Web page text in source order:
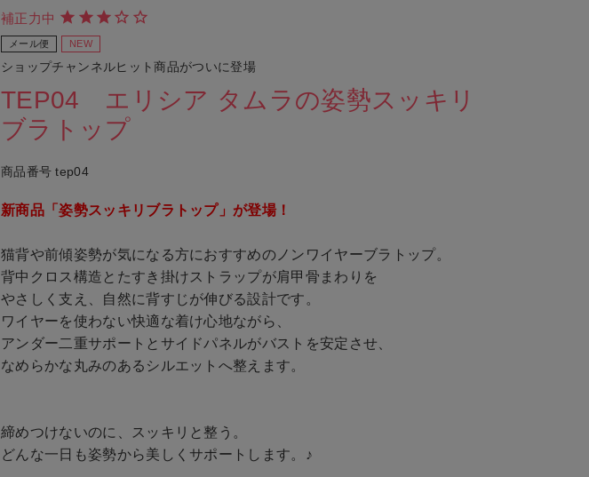
補正力中
メール便 NEW
ショップチャンネルヒット商品がついに登場
TEP04 エリシア タムラの姿勢スッキリ
ブラトップ
商品番号 tep04
新商品「姿勢スッキリブラトップ」が登場！
猫背や前傾姿勢が気になる方におすすめのノンワイヤーブラトップ。
背中クロス構造とたすき掛けストラップが肩甲骨まわりを
やさしく支え、自然に背すじが伸びる設計です。
ワイヤーを使わない快適な着け心地ながら、
アンダー二重サポートとサイドパネルがバストを安定させ、
なめらかな丸みのあるシルエットへ整えます。
締めつけないのに、スッキリと整う。
どんな一日も姿勢から美しくサポートします。♪